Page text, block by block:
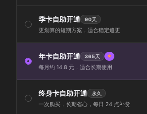
季卡自助开通 90天
更划算的短期方案，适合稳定追更
年卡自助开通 365天
每月约 14.8 元，适合长期使用
终身卡自助开通 永久
一次购买，长期省心，每日 24 点补货